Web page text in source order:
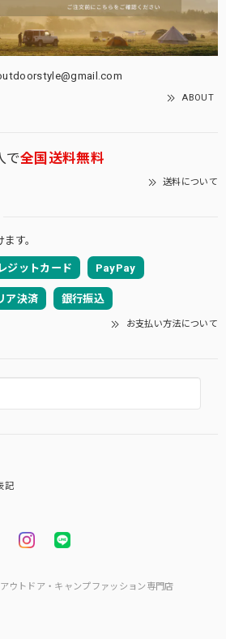
ABOUT
で全国送料無料
送料について
す。
ジットカード PayPay
ア決済 銀行振込
お支払い方法について
記
ウトドア・キャンプファッション専門店